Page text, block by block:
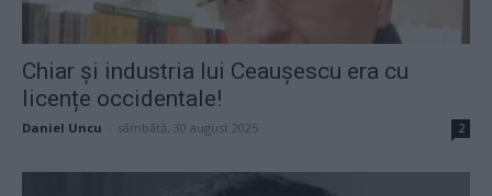
Chiar și industria lui Ceaușescu era cu
licențe occidentale!
Daniel Uncu sâmbătă, 30 august 2025 2